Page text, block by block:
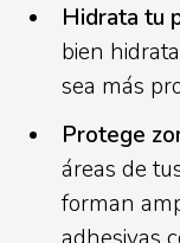
Hidrata tu
bien
sea más
Protege
áreas de
forman